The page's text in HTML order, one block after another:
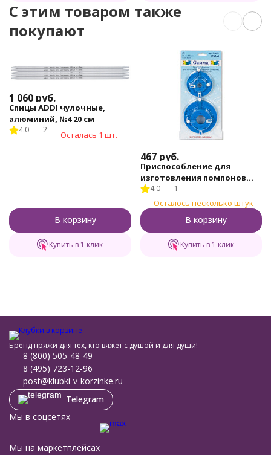
C этим товаром также
покупают
1 060 руб.
Спицы ADDI чулочные,
алюминий, №4 20 см
4.0 2 Осталась 1 шт.
В корзину
Купить в 1 клик
467 руб.
Приспособление для
изготовления помпонов
Gamma (PM-4)
4.0 1
Осталось несколько штук
В корзину
Купить в 1 клик
Бренд пряжи для тех, кто вяжет с душой и для души!
8 (800) 505-48-49
8 (495) 723-12-96
post@klubki-v-korzinke.ru
Telegram
Мы в соцсетях
Мы на маркетплейсах